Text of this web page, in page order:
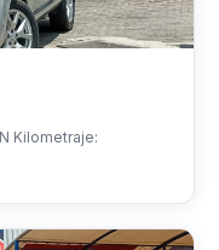
Kilometraje: